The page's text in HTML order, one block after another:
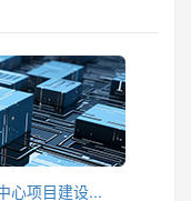
心项目建设...